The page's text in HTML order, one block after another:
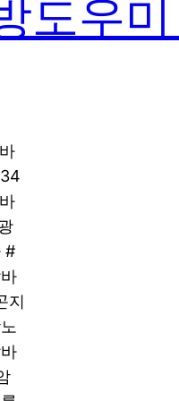
도우
#
지